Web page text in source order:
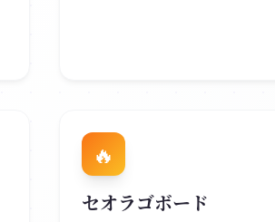
🔥
セオラゴボード